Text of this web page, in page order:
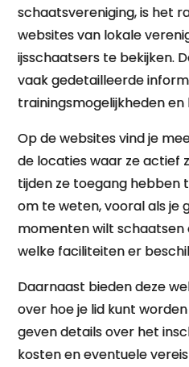
schaatsvereniging, is het
websites van lokale
ijsschaatsers te bekijken.
vaak gedetailleerde
trainingsmogelijkheden
Op de websites vind je
de locaties waar ze actief
tijden ze toegang hebben
om te weten, vooral als je
momenten wilt schaatsen
welke faciliteiten er
Daarnaast bieden deze
over hoe je lid kunt
geven details over het
kosten en eventuele